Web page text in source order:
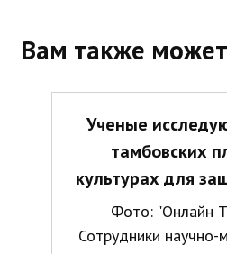
Вам также
Ученые
тамбовских
культурах для
Фото: "Онлайн
Сотрудники научно-